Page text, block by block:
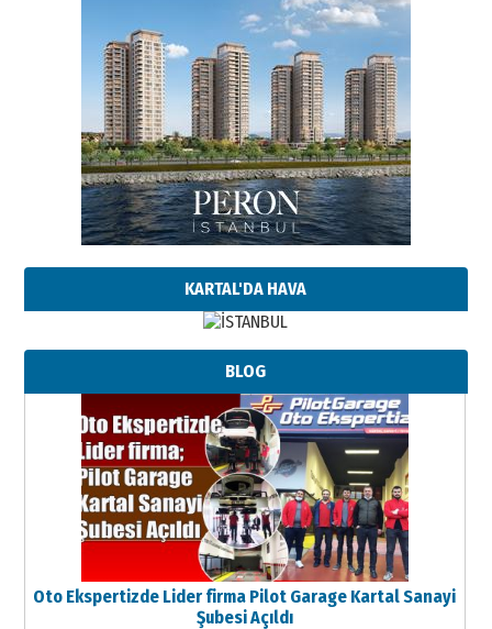
KARTAL'DA HAVA
BLOG
Oto Ekspertizde Lider firma Pilot Garage Kartal Sanayi
Şubesi Açıldı